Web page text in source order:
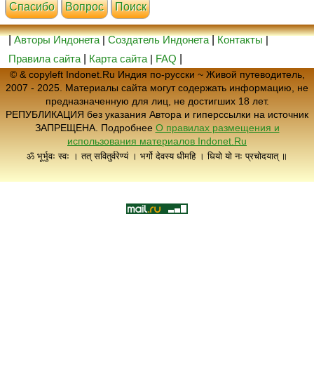
Cпасибо Вопрос Поиск
|Авторы Индонета|Создатель Индонета|Контакты|
Правила сайта
Карта сайта | FAQ
© & copyleft Indonet.Ru Индия по-русски ~ Живой путеводитель,
2007 - 2025. Материалы сайта могут содержать информацию, не
предназначенную для лиц, не достигших 18 лет.
РЕПУБЛИКАЦИЯ без указания Автора и гиперссылки на источник
ЗАПРЕЩЕНА. Подробнее О правилах размещения и
использования материалов Indonet.Ru
ॐ भूर्भुवः स्वः । तत् सवितुर्वरेण्यं । भर्गो देवस्य धीमहि । धियो यो नः प्रचोदयात् ॥